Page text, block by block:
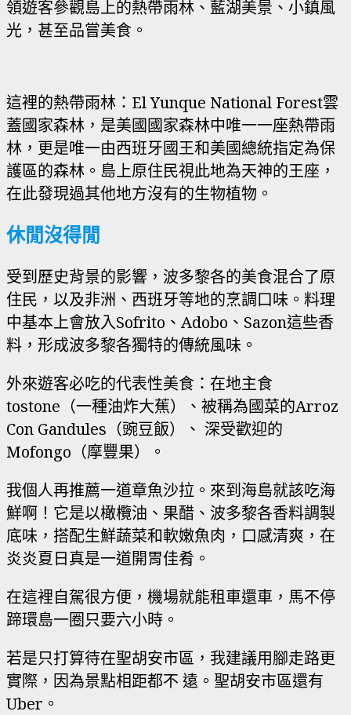
領遊客參觀島上的熱帶雨林、藍湖美景、小鎮風
光，甚至品嘗美食。
這裡的熱帶雨林：El Yunque National Forest雲
蓋國家森林，是美國國家森林中唯一一座熱帶雨
林，更是唯一由西班牙國王和美國總統指定為保
護區的森林。島上原住民視此地為天神的王座，
在此發現過其他地方沒有的生物植物。
休閒沒得閒
受到歷史背景的影響，波多黎各的美食混合了原
住民，以及非洲、西班牙等地的烹調口味。料理
中基本上會放入Sofrito、Adobo、Sazon這些香
料，形成波多黎各獨特的傳統風味。
外來遊客必吃的代表性美食：在地主食
tostone（一種油炸大蕉）、被稱為國菜的Arroz
Con Gandules（豌豆飯）、 深受歡迎的
Mofongo（摩豐果）。
我個人再推薦一道章魚沙拉。來到海島就該吃海
鮮啊！它是以橄欖油、果醋、波多黎各香料調製
底味，搭配生鮮蔬菜和軟嫩魚肉，口感清爽，在
炎炎夏日真是一道開胃佳肴。
在這裡自駕很方便，機場就能租車還車，馬不停
蹄環島一圈只要六小時。
若是只打算待在聖胡安市區，我建議用腳走路更
實際，因為景點相距都不 遠。聖胡安市區還有
Uber。